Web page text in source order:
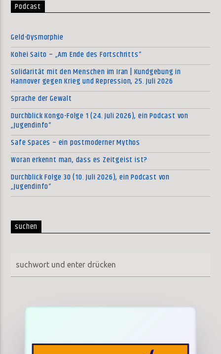
Podcast
Geld-Dysmorphie
Kohei Saito – „Am Ende des Fortschritts“
Solidarität mit den Menschen im Iran | Kundgebung in
Hannover gegen Krieg und Repression, 25. Juli 2026
Sprache der Gewalt
Durchblick Kongo-Folge 1 (24. Juli 2026), ein Podcast von
„Jugendinfo“
Safe Spaces – ein postmoderner Mythos
Woran erkennt man, dass es Zeitgeist ist?
Durchblick Folge 30 (10. Juli 2026), ein Podcast von
„Jugendinfo“
suchen